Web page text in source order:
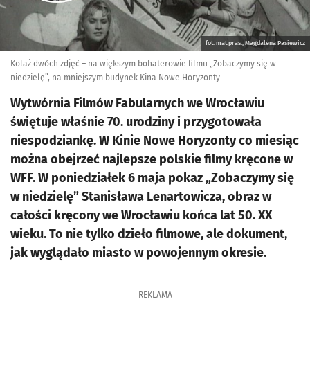
fot. mat.pras., Magdalena Pasiewicz
Kolaż dwóch zdjęć – na większym bohaterowie filmu „Zobaczymy się w
niedzielę”, na mniejszym budynek Kina Nowe Horyzonty
Wytwórnia Filmów Fabularnych we Wrocławiu
świętuje właśnie 70. urodziny i przygotowała
niespodziankę. W Kinie Nowe Horyzonty co miesiąc
można obejrzeć najlepsze polskie filmy kręcone w
WFF. W poniedziałek 6 maja pokaz „Zobaczymy się
w niedzielę” Stanisława Lenartowicza, obraz w
całości kręcony we Wrocławiu końca lat 50. XX
wieku. To nie tylko dzieło filmowe, ale dokument,
jak wyglądało miasto w powojennym okresie.
REKLAMA